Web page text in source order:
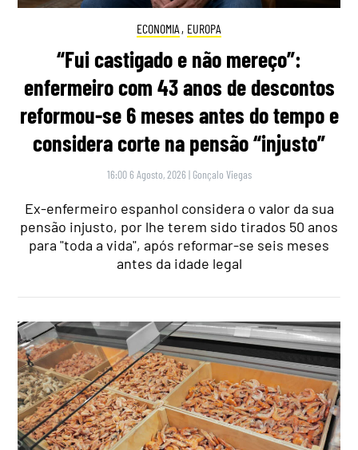
ECONOMIA , EUROPA
“Fui castigado e não mereço”:
enfermeiro com 43 anos de descontos
reformou-se 6 meses antes do tempo e
considera corte na pensão “injusto”
16:00 6 Agosto, 2026 | Gonçalo Viegas
Ex-enfermeiro espanhol considera o valor da sua
pensão injusto, por lhe terem sido tirados 50 anos
para "toda a vida", após reformar-se seis meses
antes da idade legal